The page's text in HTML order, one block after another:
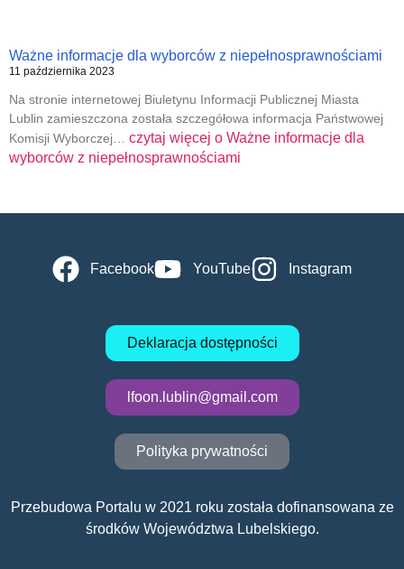
Ważne informacje dla wyborców z niepełnosprawnościami
11 października 2023
Na stronie internetowej Biuletynu Informacji Publicznej Miasta
Lublin zamieszczona została szczegółowa informacja Państwowej
Komisji Wyborczej… czytaj więcej o Ważne informacje dla
wyborców z niepełnosprawnościami
Facebook YouTube Instagram
Deklaracja dostępności
lfoon.lublin@gmail.com
Polityka prywatności
Przebudowa Portalu w 2021 roku została dofinansowana ze
środków Województwa Lubelskiego.